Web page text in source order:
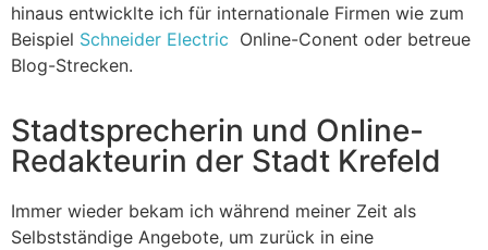
hinaus entwicklte ich für internationale Firmen wie zum
Beispiel Schneider Electric Online-Conent oder betreue
Blog-Strecken.
Stadtsprecherin und Online-
Redakteurin der Stadt Krefeld
Immer wieder bekam ich während meiner Zeit als
Selbstständige Angebote, um zurück in eine